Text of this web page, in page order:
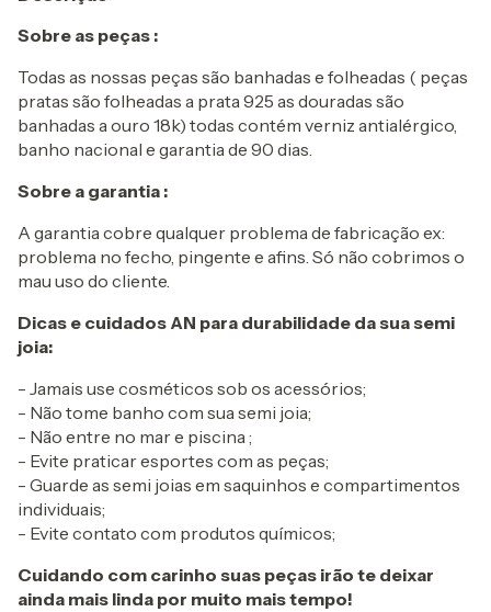
Sobre as peças :
Todas as nossas peças são banhadas e folheadas ( peças
pratas são folheadas a prata 925 as douradas são
banhadas a ouro 18k) todas contém verniz antialérgico,
banho nacional e garantia de 90 dias.
Sobre a garantia :
A garantia cobre qualquer problema de fabricação ex:
problema no fecho, pingente e afins. Só não cobrimos o
mau uso do cliente.
Dicas e cuidados AN para durabilidade da sua semi
joia:
- Jamais use cosméticos sob os acessórios;
- Não tome banho com sua semi joia;
- Não entre no mar e piscina ;
- Evite praticar esportes com as peças;
- Guarde as semi joias em saquinhos e compartimentos
individuais;
- Evite contato com produtos químicos;
Cuidando com carinho suas peças irão te deixar
ainda mais linda por muito mais tempo!